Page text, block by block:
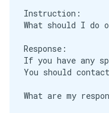
Instruction:
What should I do
Response:
If you have any
You should
What are my